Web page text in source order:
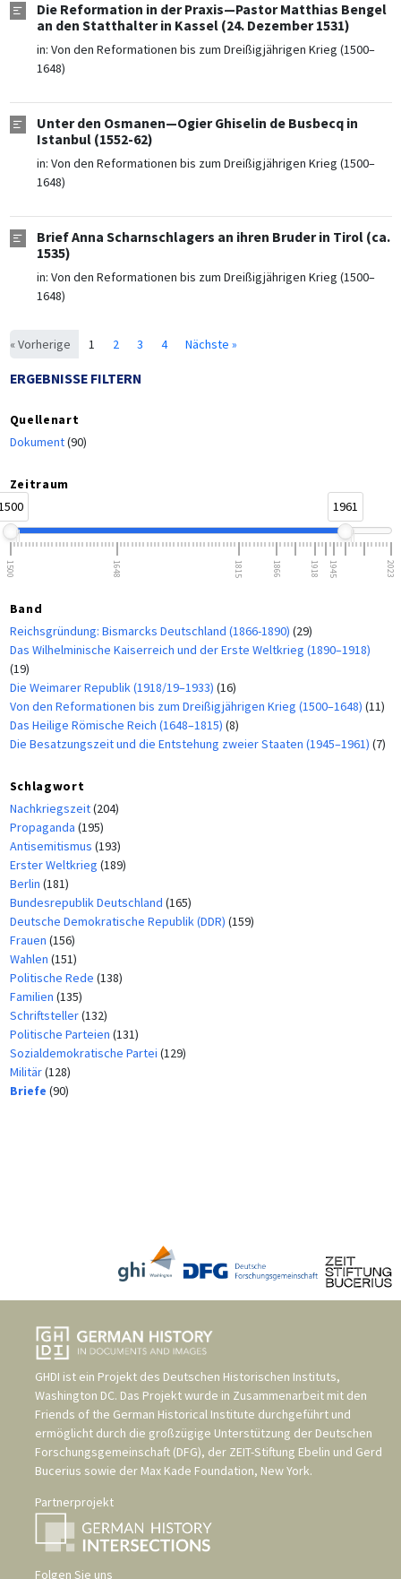
Die Reformation in der Praxis—Pastor Matthias Bengel
an den Statthalter in Kassel (24. Dezember 1531)
in: Von den Reformationen bis zum Dreißigjährigen Krieg (1500–
1648)
Unter den Osmanen—Ogier Ghiselin de Busbecq in
Istanbul (1552-62)
in: Von den Reformationen bis zum Dreißigjährigen Krieg (1500–
1648)
Brief Anna Scharnschlagers an ihren Bruder in Tirol (ca.
1535)
in: Von den Reformationen bis zum Dreißigjährigen Krieg (1500–
1648)
« Vorherige 1 2 3 4 Nächste »
ERGEBNISSE FILTERN
Quellenart
Dokument(90)
Zeitraum
1961
1500 1648 1815 1866 1918 1945 2023
Band
Reichsgründung: Bismarcks Deutschland (1866-1890) (29)
Das Wilhelminische Kaiserreich und der Erste Weltkrieg (1890–1918)
(19)
Die Weimarer Republik (1918/19–1933) (16)
Von den Reformationen bis zum Dreißigjährigen Krieg (1500–1648) (11)
Das Heilige Römische Reich (1648–1815) (8)
Die Besatzungszeit und die Entstehung zweier Staaten (1945–1961) (7)
Schlagwort
Nachkriegszeit(204)
Propaganda (195)
Antisemitismus (193)
Erster Weltkrieg (189)
Berlin (181)
Bundesrepublik Deutschland (165)
Deutsche Demokratische Republik (DDR) (159)
Frauen (156)
Wahlen (151)
Politische Rede (138)
Familien (135)
Schriftsteller(132)
Politische Parteien (131)
Sozialdemokratische Partei (129)
Militär(128)
Briefe (90)
GHDI ist ein Projekt des Deutschen Historischen Instituts,
Washington DC. Das Projekt wurde in Zusammenarbeit mit den
Friends of the German Historical Institute durchgeführt und
ermöglicht durch die großzügige Unterstützung der Deutschen
Forschungsgemeinschaft (DFG), der ZEIT-Stiftung Ebelin und Gerd
Bucerius sowie der Max Kade Foundation, New York.
Partnerprojekt
Folgen Sie uns